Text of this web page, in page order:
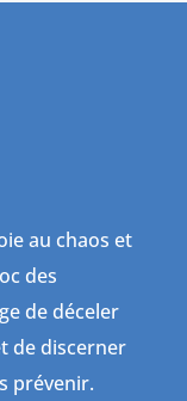
au chaos et
des
de déceler
de discerner
prévenir.